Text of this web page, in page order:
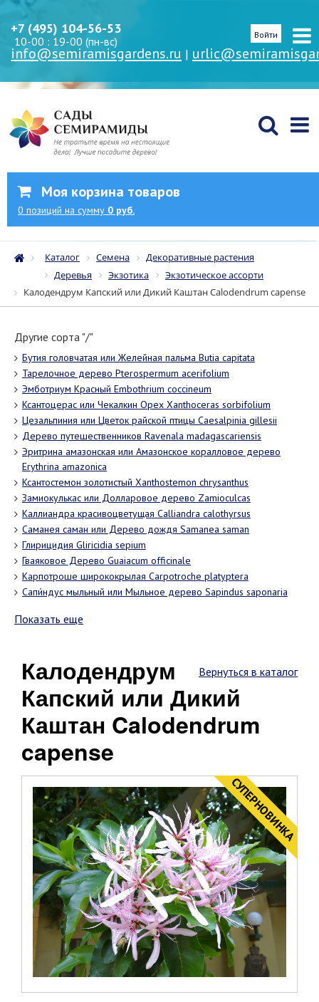
+7 (495) 104-56-53
10-00 : 19-00 (пн-вс)
info@semiramisgardens.ru |
Войти
Моя корзина товаров
0 позиций на сумму 0 руб.
Каталог Семена
Декоративные растения
Деревья
Экзотика
Экзотическое ассорти
Калодендрум Капский или Дикий Каштан Calodendrum capense
Другие сорта "/"
Бутия головчатая или Желейная пальма Butia capitata
Тарелочное дерево Pterospermum acerifolium
Эмботриум Красный Embothrium coccineum
Ксантоцерас или Чекалкин Орех Xanthoceras sorbifolium
Цезальпиния или Цветок райской птицы Caesalpinia gillesii
Дерево путешественников Ravenala madagascariensis
Эритрина амазонская или Амазонское коралловое дерево
Erythrina amazonica
Ксантостемон золотистый Xanthostemon chrysanthus
Замиокулькас или Долларовое дерево Zamioculcas
Каллиандра красивоцветущая Calliandra calothyrsus
Саманея саман или Дерево дождя Samanea saman
Глирицидия Gliricidia sepium
Гваяковое Дерево Guaiacum officinale
Карпотроше ширококрылая Carpotroche platyptera
Сапи́ндус мыльный или Мыльное дерево Sapindus saponaria
Показать еще
Вернуться в каталог
Калодендрум
Капский или Дикий
Каштан Calodendrum
capense
CУПЕРНОВИНКА